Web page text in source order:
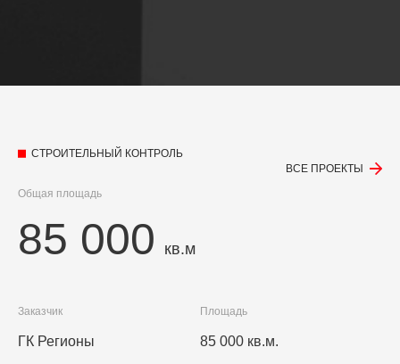
СТРОИТЕЛЬНЫЙ КОНТРОЛЬ
ВСЕ ПРОЕКТЫ
85 000 кв.м
Общая площадь
ГК Регионы
Заказчик
85 000 кв.м.
Площадь